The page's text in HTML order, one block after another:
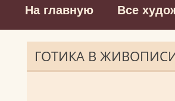
На главную Все
ГОТИКА В